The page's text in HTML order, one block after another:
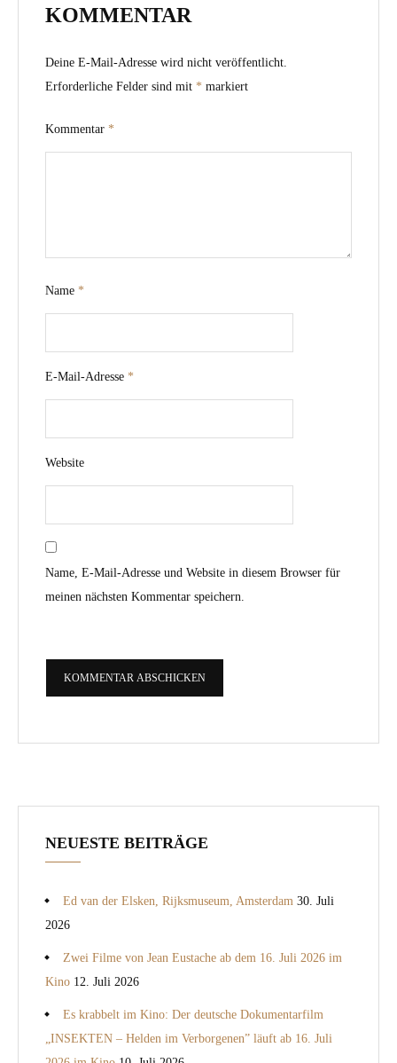
KOMMENTAR
Deine E-Mail-Adresse wird nicht veröffentlicht.
Erforderliche Felder sind mit * markiert
Kommentar *
Name *
E-Mail-Adresse *
Website
Name, E-Mail-Adresse und Website in diesem Browser für
meinen nächsten Kommentar speichern.
NEUESTE BEITRÄGE
Ed van der Elsken, Rijksmuseum, Amsterdam 30. Juli
2026
Zwei Filme von Jean Eustache ab dem 16. Juli 2026 im
Kino 12. Juli 2026
Es krabbelt im Kino: Der deutsche Dokumentarfilm
„INSEKTEN – Helden im Verborgenen” läuft ab 16. Juli